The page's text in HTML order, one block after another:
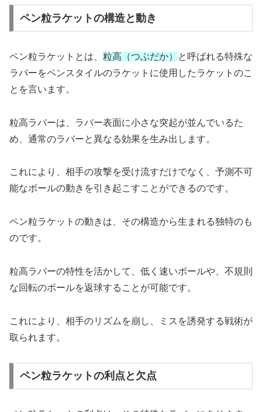
ペン粒ラケットの構造と動き
ペン粒ラケットとは、 粒高（つぶだか）
と呼ばれる特殊な
ラバーをペンスタイルのラケットに使用したラケットのこ
とを言います。
粒高ラバーは、ラバー表面に小さな突起が並んでいるた
め、通常のラバーと異なる効果を生み出します。
これにより、相手の攻撃を受け流すだけでなく、予測不可
能なボールの動きを引き起こすことができるのです。
ペン粒ラケットの動きは、その構造から生まれる独特のも
のです。
粒高ラバーの特性を活かして、低く速いボールや、不規則
な回転のボールを返球することが可能です。
これにより、相手のリズムを崩し、ミスを誘発する戦術が
取られます。
ペン粒ラケットの利点と欠点